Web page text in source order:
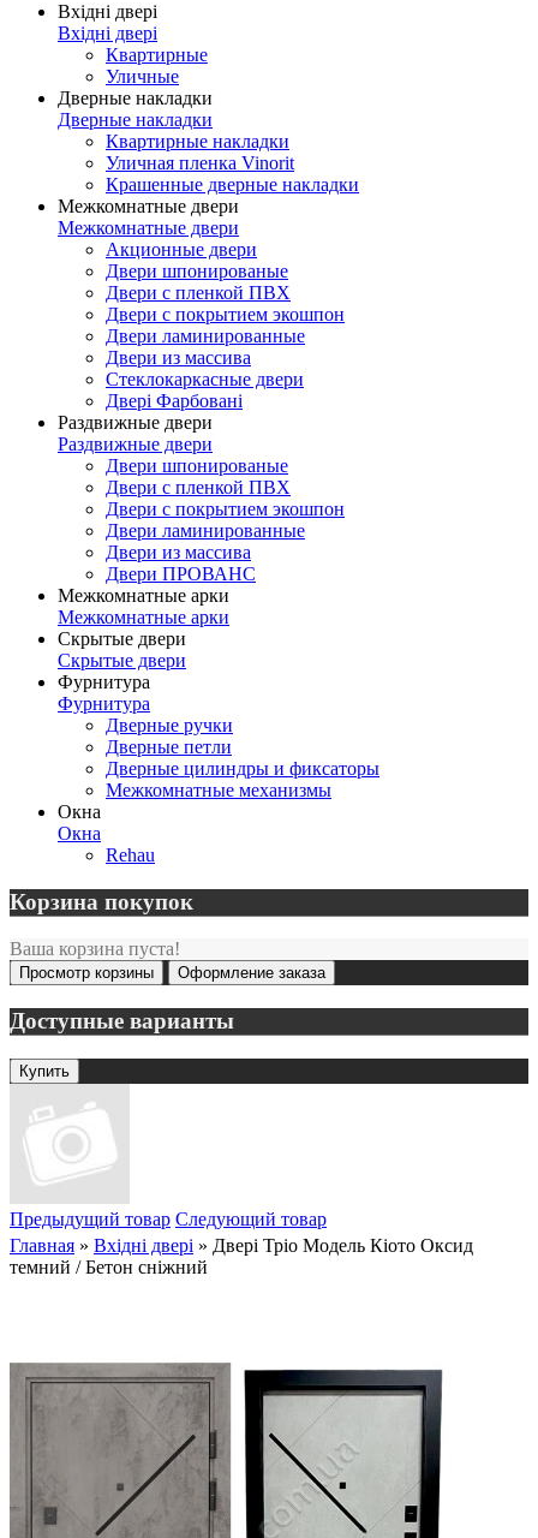
Вхідні двері
Вхідні двері
Квартирные
Уличные
Дверные накладки
Дверные накладки
Квартирные накладки
Уличная пленка Vinorit
Крашенные дверные накладки
Межкомнатные двери
Межкомнатные двери
Акционные двери
Двери шпонированые
Двери с пленкой ПВХ
Двери с покрытием экошпон
Двери ламинированные
Двери из массива
Стеклокаркасные двери
Двері Фарбовані
Раздвижные двери
Раздвижные двери
Двери шпонированые
Двери с пленкой ПВХ
Двери с покрытием экошпон
Двери ламинированные
Двери из массива
Двери ПРОВАНС
Межкомнатные арки
Межкомнатные арки
Скрытые двери
Скрытые двери
Фурнитура
Фурнитура
Дверные ручки
Дверные петли
Дверные цилиндры и фиксаторы
Межкомнатные механизмы
Окна
Окна
Rehau
Корзина покупок
Ваша корзина пуста!
Просмотр корзины Оформление заказа
Доступные варианты
Предыдущий товар Следующий товар
Главная » Вхідні двері » Двері Тріо Модель Кіото Оксид
темний / Бетон сніжний